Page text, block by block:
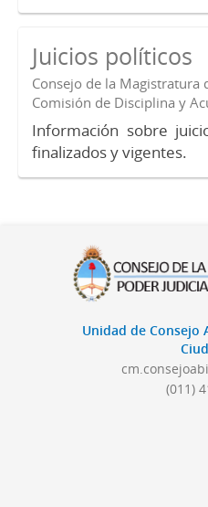
Juicios políticos
Consejo de la Magistratura
Comisión de Disciplina y
Información sobre
finalizados y vigentes.
Unidad de Consejo
(011)